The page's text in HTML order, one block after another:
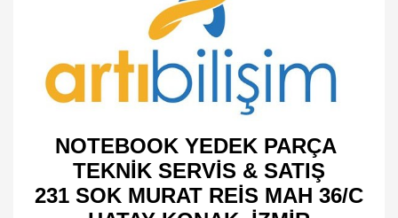
NOTEBOOK YEDEK PARÇA
TEKNİK SERVİS & SATIŞ
231 SOK MURAT REİS MAH 36/C